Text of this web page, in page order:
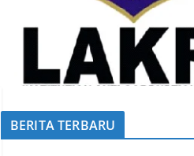
BERITA TERBARU